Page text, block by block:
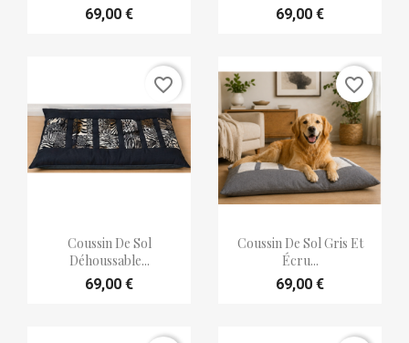
69,00 €
69,00 €
Aperçu rapide
Coussin De Sol
Déhoussable...
69,00 €
favorite_border
Aperçu rapide
Coussin De Sol Gris Et
Écru...
69,00 €
favorite_border